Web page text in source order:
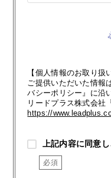
【個人情報のお取り扱
ご提供いただいた情報
バシーポリシー』に沿
リードプラス株式会社
https://
上記内容に同意